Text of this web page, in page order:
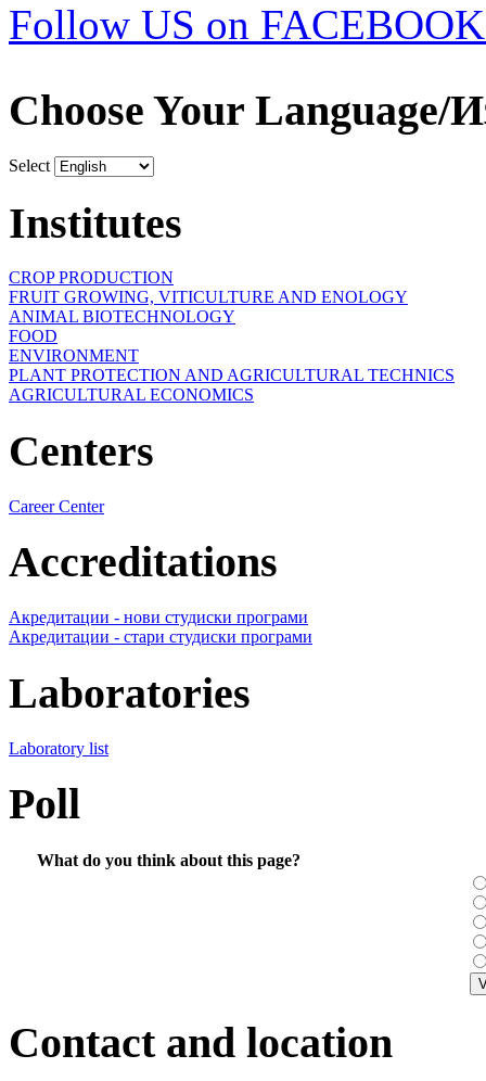
Follow US on
Choose Your Language/
Select
Institutes
CROP PRODUCTION
FRUIT GROWING, VITICULTURE AND ENOLOGY
ANIMAL BIOTECHNOLOGY
FOOD
ENVIRONMENT
PLANT PROTECTION AND AGRICULTURAL TECHNICS
AGRICULTURAL ECONOMICS
Centers
Career Center
Accreditations
Акредитации - нови студиски програми
Акредитации - стари студиски програми
Laboratories
Laboratory list
Poll
What do you think about this page?
Contact and location